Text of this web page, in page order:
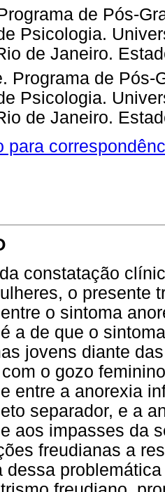
de Pós-
Psicologia.
de Janeiro.
Programa de Pós-
Psicologia.
de Janeiro.
para
constatação
o presente
o sintoma
a de que o
jovens diante
o gozo
entre a anorexia
separador, e a
aos impasses da
freudianas a
dessa